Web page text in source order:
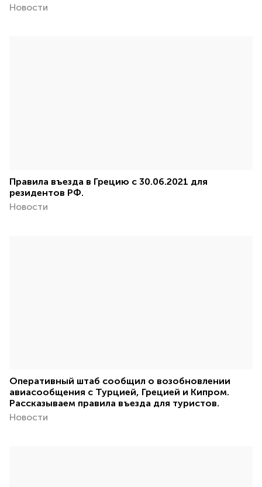
Новости
Правила въезда в Грецию с 30.06.2021 для
резидентов РФ.
Новости
Оперативный штаб сообщил о возобновлении
авиасообщения с Турцией, Грецией и Кипром.
Рассказываем правила въезда для туристов.
Новости